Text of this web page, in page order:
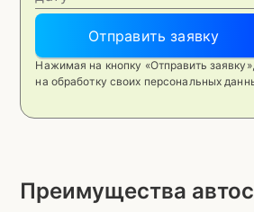
Отправить заявку
Нажимая на кнопку «Отправить
на обработку своих персональных
Преимущества